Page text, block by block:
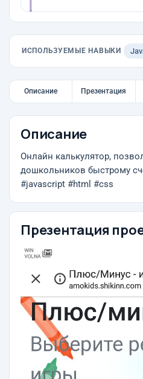
ИСПОЛЬЗУЕМЫЕ НАВЫКИ
Описание Презентация
Описание
Онлайн калькулятор,
дошкольников быстрому
#javascript #html #css
Презентация